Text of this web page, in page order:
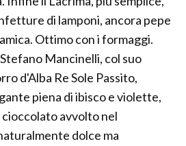
di lamponi, ancora pepe
Ottimo con i formaggi.
Mancinelli, col suo
d'Alba Re Sole Passito,
piena di ibisco e violette,
avvolto nel
dolce ma